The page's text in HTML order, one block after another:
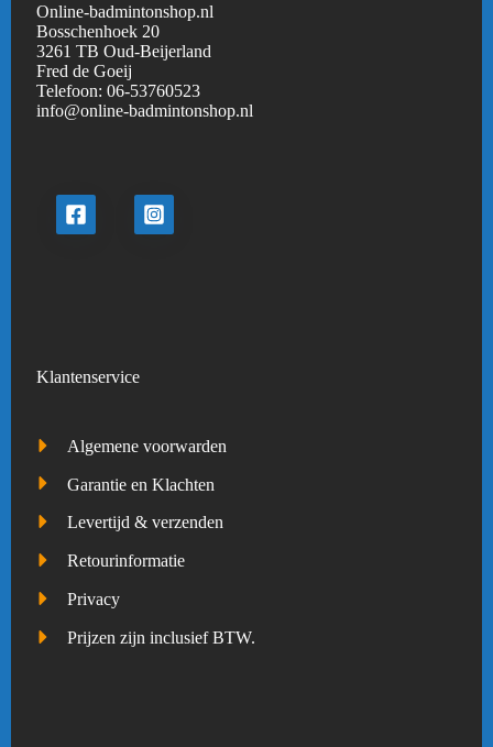
Online-badmintonshop.nl
Bosschenhoek 20
3261 TB Oud-Beijerland
Fred de Goeij
Telefoon:06-53760523
info@online-badmintonshop.nl
Klantenservice
Algemene voorwarden
Garantie en Klachten
Levertijd & verzenden
Retourinformatie
Privacy
Prijzen zijn inclusief BTW.